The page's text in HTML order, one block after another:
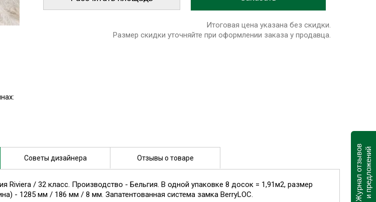
Итоговая цена указана без скидки.
Размер скидки уточняйте при оформлении заказа у продавца.
Советы дизайнера Отзывы о товаре
Riviera / 32 класс. Производство - Бельгия. В одной упаковке 8 досок = 1,91м2, размер
- 1285 мм / 186 мм / 8 мм. Запатентованная система замка BerryLOC.
Журнал отзывови предложений